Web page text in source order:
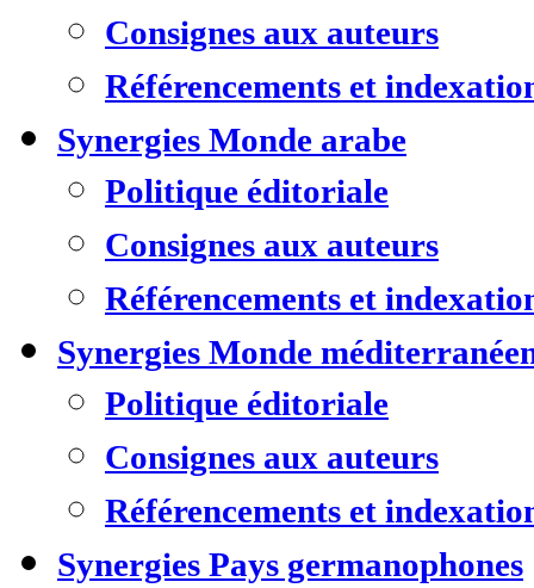
Consignes aux auteurs
Référencements et
Synergies Monde arabe
Politique éditoriale
Consignes aux auteurs
Référencements et
Synergies Monde
Politique éditoriale
Consignes aux auteurs
Référencements et
Synergies Pays germanophones